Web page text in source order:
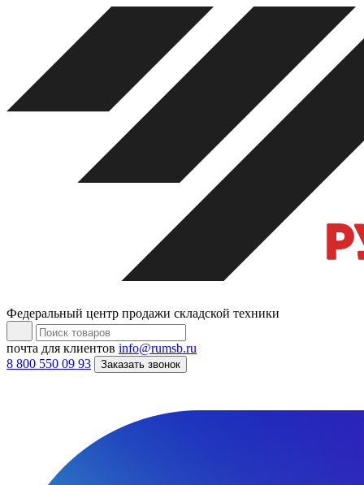
Федеральный центр продажи складской техники
почта для клиентов info@rumsb.ru
8 800 550 09 93
Заказать звонок